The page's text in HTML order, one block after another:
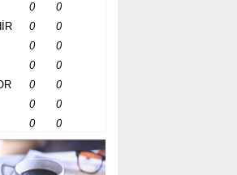
0
0
0
0
0
0
0
0
0
0
0
0
0 0